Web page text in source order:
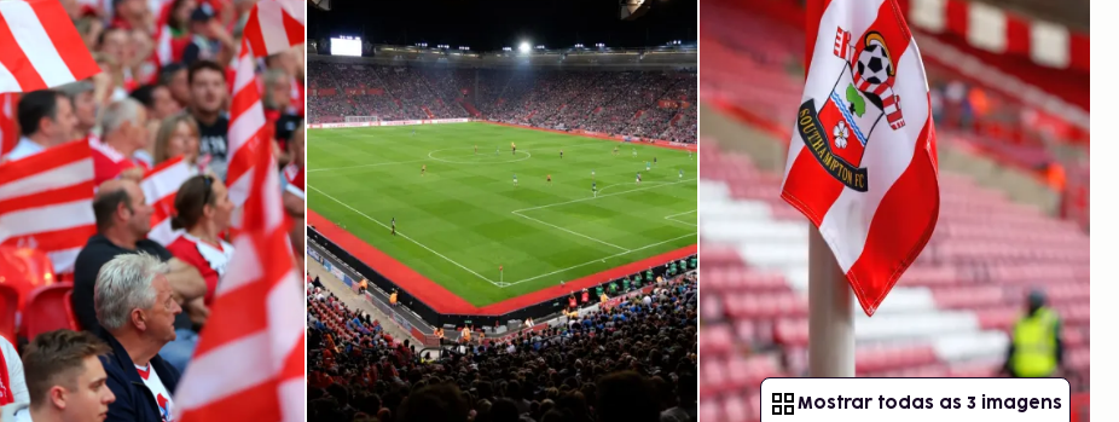
Mostrar todas as 3 imagens